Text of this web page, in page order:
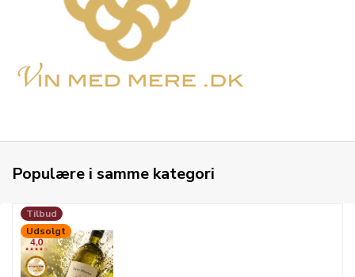
Populære i samme kategori
Tilbud
Udsolgt